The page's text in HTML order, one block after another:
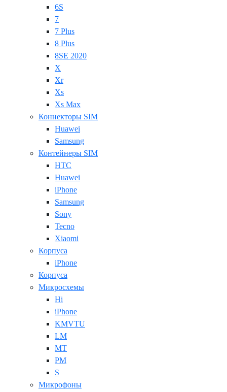
6S
7
7 Plus
8 Plus
8SE 2020
X
Xr
Xs
Xs Max
Коннекторы SIM
Huawei
Samsung
Контейнеры SIM
HTC
Huawei
iPhone
Samsung
Sony
Tecno
Xiaomi
Корпуса
iPhone
Корпуса
Микросхемы
Hi
iPhone
KMVTU
LM
MT
PM
S
Микрофоны